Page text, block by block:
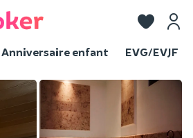
Anniversaire enfant EVG/EVJF